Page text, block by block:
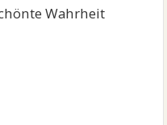
Wahrheit